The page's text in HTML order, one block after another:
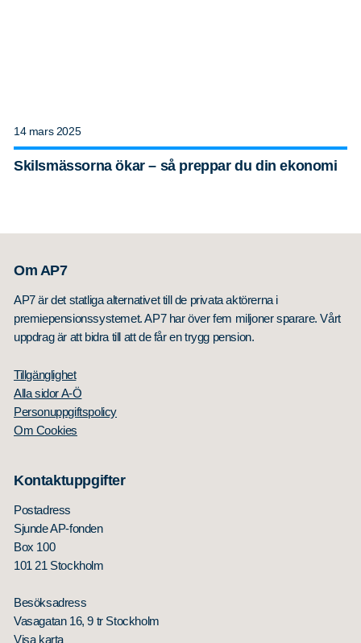
14 mars 2025
Skilsmässorna ökar – så preppar du din ekonomi
Om AP7
AP7 är det statliga alternativet till de privata aktörerna i
premiepensionssystemet. AP7 har över fem miljoner sparare. Vårt
uppdrag är att bidra till att de får en trygg pension.
Tillgänglighet
Alla sidor A-Ö
Personuppgiftspolicy
Om Cookies
Kontaktuppgifter
Postadress
Sjunde AP-fonden
Box 100
101 21 Stockholm
Besöksadress
Vasagatan 16, 9 tr Stockholm
Visa karta